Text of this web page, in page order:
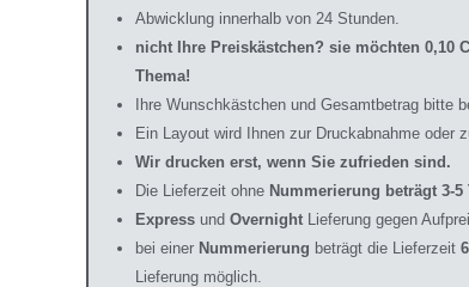
Abwicklung innerhalb von 24 Stunden.
nicht Ihre Preiskästchen? sie möchten 0,10
Thema!
Ihre Wunschkästchen und Gesamtbetrag bitte
Ein Layout wird Ihnen zur Druckabnahme oder
Wir drucken erst, wenn Sie zufrieden sind.
Die Lieferzeit ohne Nummerierung beträgt 3-5
Express und Overnight Lieferung gegen
bei einer Nummerierung beträgt die Lieferzeit
Lieferung möglich.